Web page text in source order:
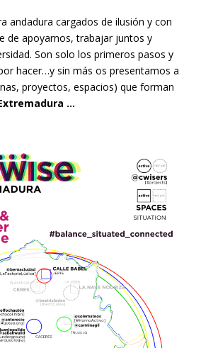
andadura cargados de ilusión y con
de apoyarnos, trabajar juntos y
Son solo los primeros pasos y
hacer…y sin más os presentamos a
proyectos, espacios) que forman
…